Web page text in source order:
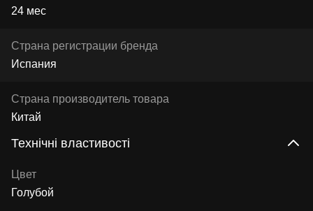
24 мес
Страна регистрации бренда
Испания
Страна производитель товара
Китай
Технічні властивості
Цвет
Голубой